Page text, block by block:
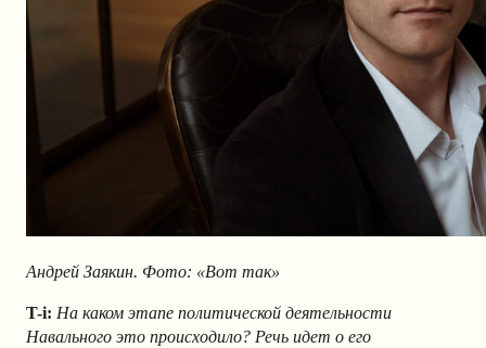
Андрей Заякин. Фото: «Вот так»
T-i: На каком этапе политической деятельности
Навального это происходило? Речь идет о его